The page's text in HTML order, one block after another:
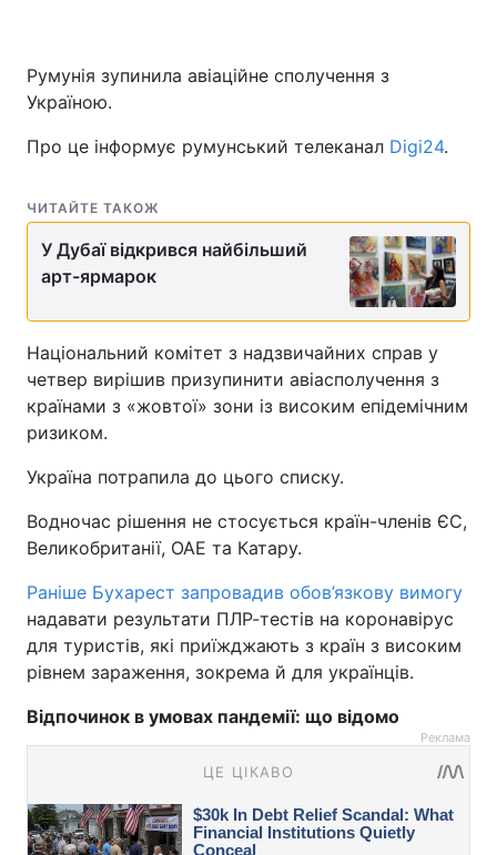
Румунія зупинила авіаційне сполучення з
Україною.
Про це інформує румунський телеканал Digi24.
ЧИТАЙТЕ ТАКОЖ
​У Дубаї відкрився найбільший
арт-ярмарок
Національний комітет з надзвичайних справ у
четвер вирішив призупинити авіасполучення з
країнами з «жовтої» зони із високим епідемічним
ризиком.
Україна потрапила до цього списку.
Водночас рішення не стосується країн-членів ЄС,
Великобританії, ОАЕ та Катару.
Раніше Бухарест запровадив обов’язкову вимогу
надавати результати ПЛР-тестів на коронавірус
для туристів, які приїжджають з країн з високим
рівнем зараження, зокрема й для українців.
Відпочинок в умовах пандемії: що відомо
Реклама